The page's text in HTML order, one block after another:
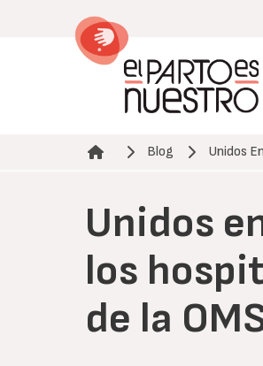
Ruta de navegación
Blog Unidos
Unidos
los
de la